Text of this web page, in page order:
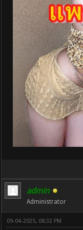
admin
Administrator
09-04-2025, 08:32 PM